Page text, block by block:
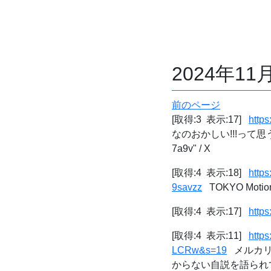
2024年11
前のページ
[取得:3 表示:17]
なのおかしい!!!って思
7a9v" / X
[取得:4 表示:18]
9savzz TOKYO
[取得:4 表示:17]
[取得:4 表示:11]
LCRw&s=19 メルカ
からない自説を語ら